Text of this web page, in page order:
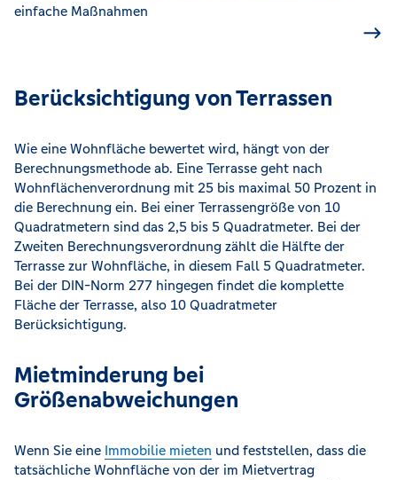
einfache Maßnahmen
Berücksichtigung von Terrassen
Wie eine Wohnfläche bewertet wird, hängt von der
Berechnungsmethode ab. Eine Terrasse geht nach
Wohnflächenverordnung mit 25 bis maximal 50 Prozent in
die Berechnung ein. Bei einer Terrassengröße von 10
Quadratmetern sind das 2,5 bis 5 Quadratmeter. Bei der
Zweiten Berechnungsverordnung zählt die Hälfte der
Terrasse zur Wohnfläche, in diesem Fall 5 Quadratmeter.
Bei der DIN-Norm 277 hingegen findet die komplette
Fläche der Terrasse, also 10 Quadratmeter
Berücksichtigung.
Mietminderung bei
Größenabweichungen
Wenn Sie eine Immobilie mieten und feststellen, dass die
tatsächliche Wohnfläche von der im Mietvertrag